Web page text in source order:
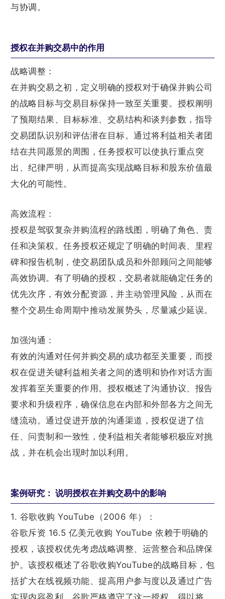
与协调。
授权在并购交易中的作用
战略调整：
在并购交易之初，定义明确的授权对于确保并购公司
的战略目标与交易目标保持一致至关重要。授权阐明
了预期结果、目标标准、交易结构和谈判参数，指导
交易团队识别和评估潜在目标。通过将利益相关者团
结在共同愿景的周围，任务授权可以使执行重点突
出、纪律严明，从而提高实现战略目标和股东价值最
大化的可能性。
高效流程：
授权是驾驭复杂并购流程的路线图，明确了角色、责
任和决策权。任务授权还规定了明确的时间表、里程
碑和报告机制，使交易团队成员和外部顾问之间能够
高效协调。有了明确的授权，交易者就能确定任务的
优先次序，有效分配资源，并主动管理风险，从而在
整个交易生命周期中推动发展势头，尽量减少延误。
加强沟通：
有效的沟通对任何并购交易的成功都至关重要，而授
权在促进关键利益相关者之间的透明和协作对话方面
发挥着至关重要的作用。授权概述了沟通协议、报告
要求和升级程序，确保信息在内部和外部各方之间无
缝流动。通过促进开放的沟通渠道，授权促进了信
任、问责制和一致性，使利益相关者能够积极应对挑
战，并在机会出现时加以利用。
案例研究： 说明授权在并购交易中的影响
1. 谷歌收购 YouTube（2006 年）：
谷歌斥资 16.5 亿美元收购 YouTube 依赖于明确的
授权，该授权优先考虑战略调整、运营整合和品牌保
护。该授权概述了谷歌收购YouTube的战略目标，包
括扩大在线视频功能、提高用户参与度以及通过广告